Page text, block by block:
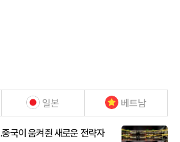
일본 베트남
국이 움켜쥔 새로운 전략자